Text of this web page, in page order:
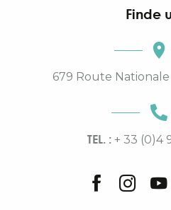
Finde
679 Route Nationale
TEL. : + 33 (0)4